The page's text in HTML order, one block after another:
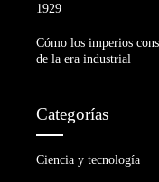
1929
Cómo los imperios
de la era industrial
Categorías
Ciencia y tecnología